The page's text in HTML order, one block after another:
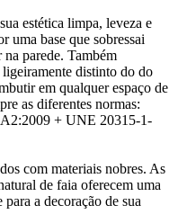
estética limpa, leveza e
uma base que sobressai
parede. Também
ligeiramente distinto do do
em qualquer espaço de
as diferentes normas:
+ UNE 20315-1-
com materiais nobres. As
de faia oferecem uma
a decoração de sua